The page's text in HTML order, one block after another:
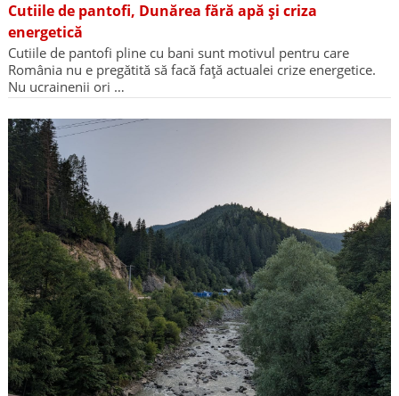
Cutiile de pantofi, Dunărea fără apă și criza
energetică
Cutiile de pantofi pline cu bani sunt motivul pentru care
România nu e pregătită să facă față actualei crize energetice.
Nu ucrainenii ori …